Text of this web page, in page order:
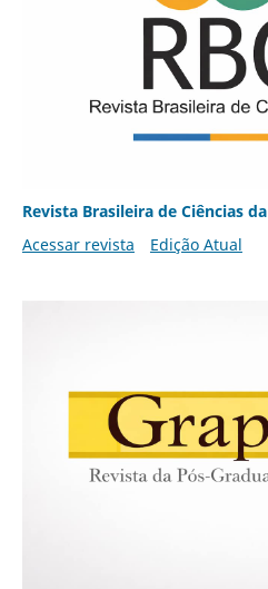
Revista Brasileira de Ciências
Acessar revista
Edição Atual